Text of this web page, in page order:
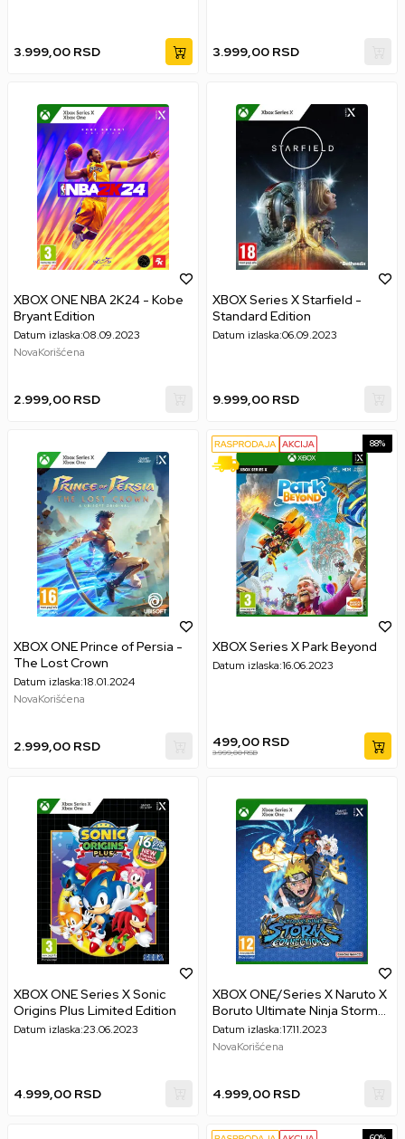
3.999,00 RSD 3.999,00 RSD
XBOX ONE NBA 2K24 - Kobe
Bryant Edition
Datum izlaska:08.09.2023
NovaKorišćena
2.999,00 RSD
XBOX Series X Starfield -
Standard Edition
Datum izlaska:06.09.2023
9.999,00 RSD
XBOX ONE Prince of Persia -
The Lost Crown
Datum izlaska:18.01.2024
NovaKorišćena
2.999,00 RSD
88%
XBOX Series X Park Beyond
Datum izlaska:16.06.2023
499,00 RSD
3.999,00 RSD
XBOX ONE Series X Sonic
Origins Plus Limited Edition
Datum izlaska:23.06.2023
4.999,00 RSD
XBOX ONE/Series X Naruto X
Boruto Ultimate Ninja Storm
Connections
Datum izlaska:17.11.2023
NovaKorišćena
4.999,00 RSD